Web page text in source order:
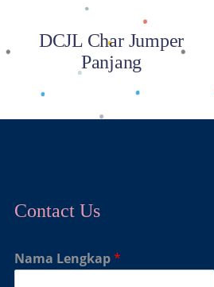
DCJL Char Jumper
Panjang
Contact Us
Nama Lengkap*